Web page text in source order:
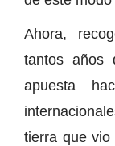
Ahora,
tantos
apuesta
tierra que vio